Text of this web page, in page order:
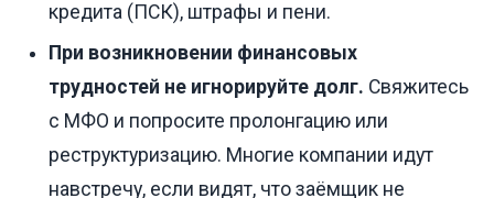
кредита (ПСК), штрафы и пени.
При возникновении финансовых
трудностей не игнорируйте долг. Свяжитесь
с МФО и попросите пролонгацию или
реструктуризацию. Многие компании идут
навстречу, если видят, что заёмщик не